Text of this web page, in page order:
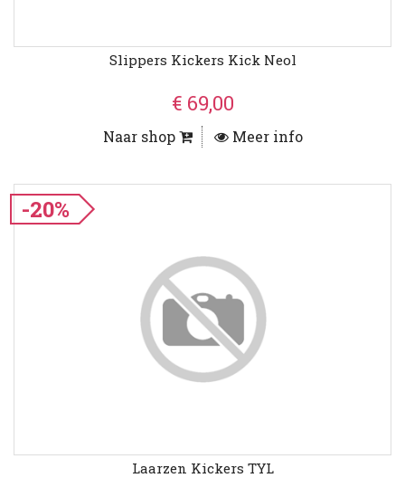
Slippers Kickers Kick Neol
€ 69,00
Naar shop Meer info
-20%
Laarzen Kickers TYL